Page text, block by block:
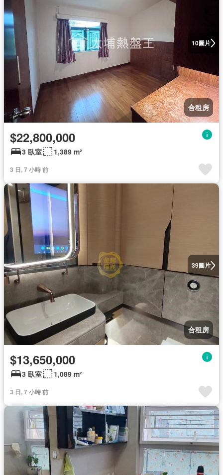
10圖片
合租房
$22,800,000
3 臥室 1,389 m²
3 日, 7 小時 前
39圖片
合租房
$13,650,000
3 臥室 1,089 m²
3 日, 7 小時 前